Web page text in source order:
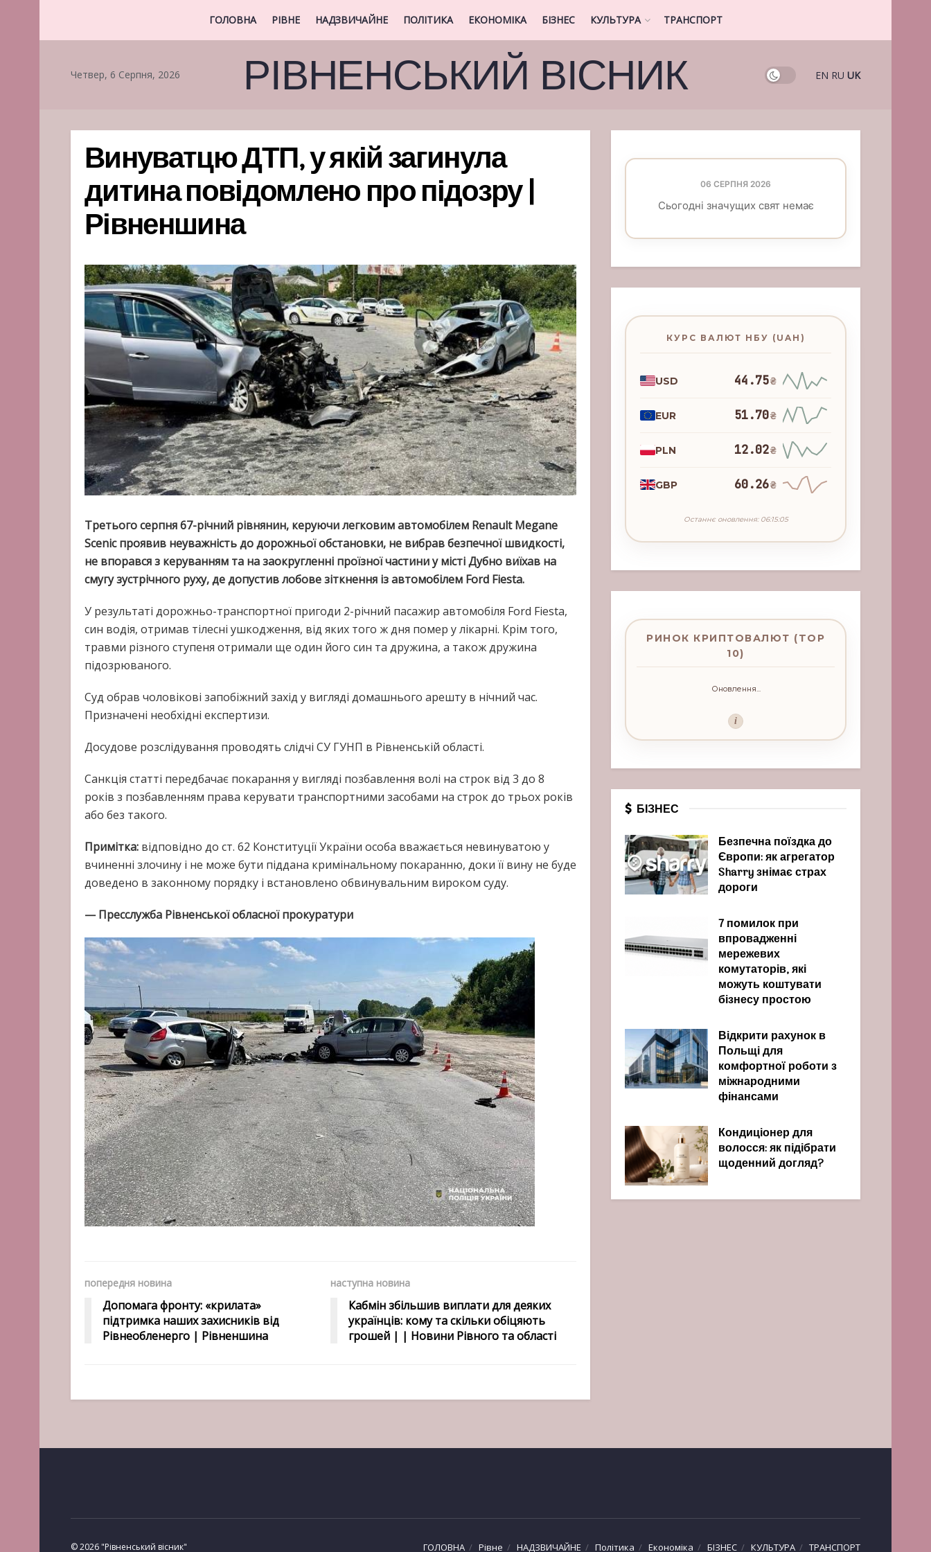
ГОЛОВНА РІВНЕ НАДЗВИЧАЙНЕ ПОЛІТИКА ЕКОНОМІКА БІЗНЕС КУЛЬТУРА ТРАНСПОРТ
Четвер, 6 Серпня, 2026 РІВНЕНСЬКИЙ ВІСНИК EN RU UK
Винуватцю ДТП, у якій загинула
дитина повідомлено про підозру |
Рівненшина
Третього серпня 67-річний рівнянин, керуючи легковим автомобілем Renault Megane
Scenic проявив неуважність до дорожньої обстановки, не вибрав безпечної швидкості,
не впорався з керуванням та на заокругленні проїзної частини у місті Дубно виїхав на
смугу зустрічного руху, де допустив лобове зіткнення із автомобілем Ford Fiesta.
У результаті дорожньо-транспортної пригоди 2-річний пасажир автомобіля Ford Fiesta,
син водія, отримав тілесні ушкодження, від яких того ж дня помер у лікарні. Крім того,
травми різного ступеня отримали ще один його син та дружина, а також дружина
підозрюваного.
Суд обрав чоловікові запобіжний захід у вигляді домашнього арешту в нічний час.
Призначені необхідні експертизи.
Досудове розслідування проводять слідчі СУ ГУНП в Рівненській області.
Санкція статті передбачає покарання у вигляді позбавлення волі на строк від 3 до 8
років з позбавленням права керувати транспортними засобами на строк до трьох років
або без такого.
Примітка: відповідно до ст. 62 Конституції України особа вважається невинуватою у
вчиненні злочину і не може бути піддана кримінальному покаранню, доки її вину не буде
доведено в законному порядку і встановлено обвинувальним вироком суду.
— Пресслужба Рівненської обласної прокуратури
попередня новина
Допомага фронту: «крилата»
підтримка наших захисників від
Рівнеобленерго | Рівненшина
наступна новина
Кабмін збільшив виплати для деяких
українців: кому та скільки обіцяють
грошей | | Новини Рівного та області
06 СЕРПНЯ 2026
Сьогодні значущих свят немає
КУРС ВАЛЮТ НБУ (UAH)
USD 44.75₴
EUR 51.70₴
PLN 12.02₴
GBP 60.26₴
Останнє оновлення: 06:15:05
РИНОК КРИПТОВАЛЮТ (TOP
10)
Оновлення...
i
БІЗНЕС
Безпечна поїздка до
Європи: як агрегатор
Sharry знімає страх
дороги
7 помилок при
впровадженні
мережевих
комутаторів, які
можуть коштувати
бізнесу простою
Відкрити рахунок в
Польщі для
комфортної роботи з
міжнародними
фінансами
Кондиціонер для
волосся: як підібрати
щоденний догляд?
ГОЛОВНА Рівне НАДЗВИЧАЙНЕ Політика Економіка БІЗНЕС КУЛЬТУРА ТРАНСПОРТ
© 2026 "Рівненський вісник"